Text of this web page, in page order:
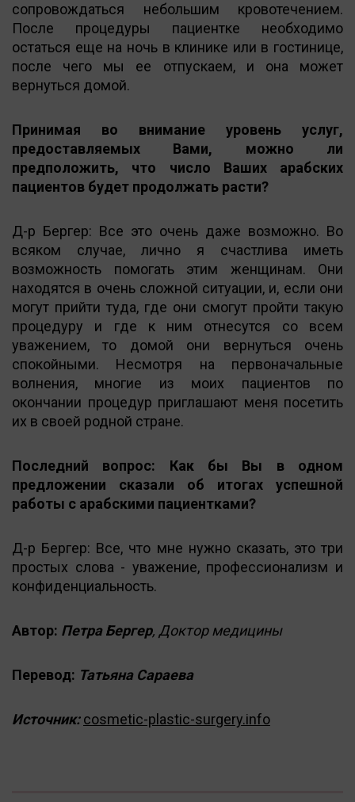
сопровождаться небольшим кровотечением.
После процедуры пациентке необходимо
остаться еще на ночь в клинике или в гостинице,
после чего мы ее отпускаем, и она может
вернуться домой.
Принимая во внимание уровень услуг,
предоставляемых Вами, можно ли
предположить, что число Ваших арабских
пациентов будет продолжать расти?
Д-р Бергер: Все это очень даже возможно. Во
всяком случае, лично я счастлива иметь
возможность помогать этим женщинам. Они
находятся в очень сложной ситуации, и, если они
могут прийти туда, где они смогут пройти такую
процедуру и где к ним отнесутся со всем
уважением, то домой они вернуться очень
спокойными. Несмотря на первоначальные
волнения, многие из моих пациентов по
окончании процедур приглашают меня посетить
их в своей родной стране.
Последний вопрос: Как бы Вы в одном
предложении сказали об итогах успешной
работы с арабскими пациентками?
Д-р Бергер: Все, что мне нужно сказать, это три
простых слова - уважение, профессионализм и
конфиденциальность.
Автор: Петра Бергер, Доктор медицины
Перевод: Татьяна Сараева
Источник: cosmetic-plastic-surgery.info